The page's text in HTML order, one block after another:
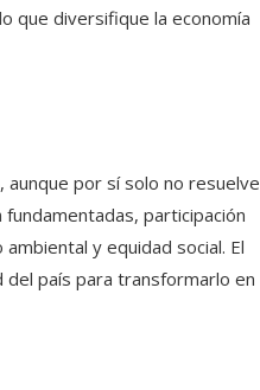
que diversifique la economía
aunque por sí solo no resuelve
participación
y equidad social. El
del país para transformarlo en